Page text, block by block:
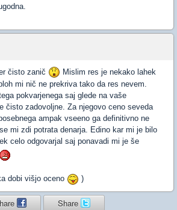
čisto zanič
Mislim res je nekako lahek
mi nič ne prekriva tako da res nevem.
pokvarjenega saj glede na vaše
čisto zadovoljne. Za njegovo ceno seveda
ampak vseeno ga definitivno ne
mi zdi potrata denarja. Edino kar mi je bilo
celo odgovarjal saj ponavadi mi je še
dobi višjo oceno )
Share